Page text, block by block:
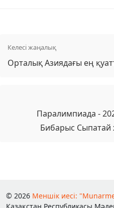
Келесі жаңалық
Орталық Азиядағы ең
Паралимпиада -
Бибарыс
© 2026 Меншік иесі: